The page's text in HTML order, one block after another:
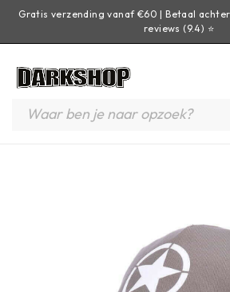
Gratis verzending vanaf €60 | Betaal
reviews (9.4) ⭐